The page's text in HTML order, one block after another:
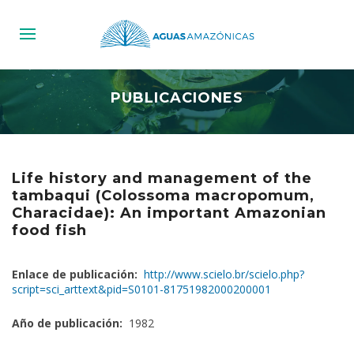
PUBLICACIONES
Life history and management of the
tambaqui (Colossoma macropomum,
Characidae): An important Amazonian
food fish
Enlace de publicación: http://www.scielo.br/scielo.php?
script=sci_arttext&pid=S0101-81751982000200001
Año de publicación: 1982